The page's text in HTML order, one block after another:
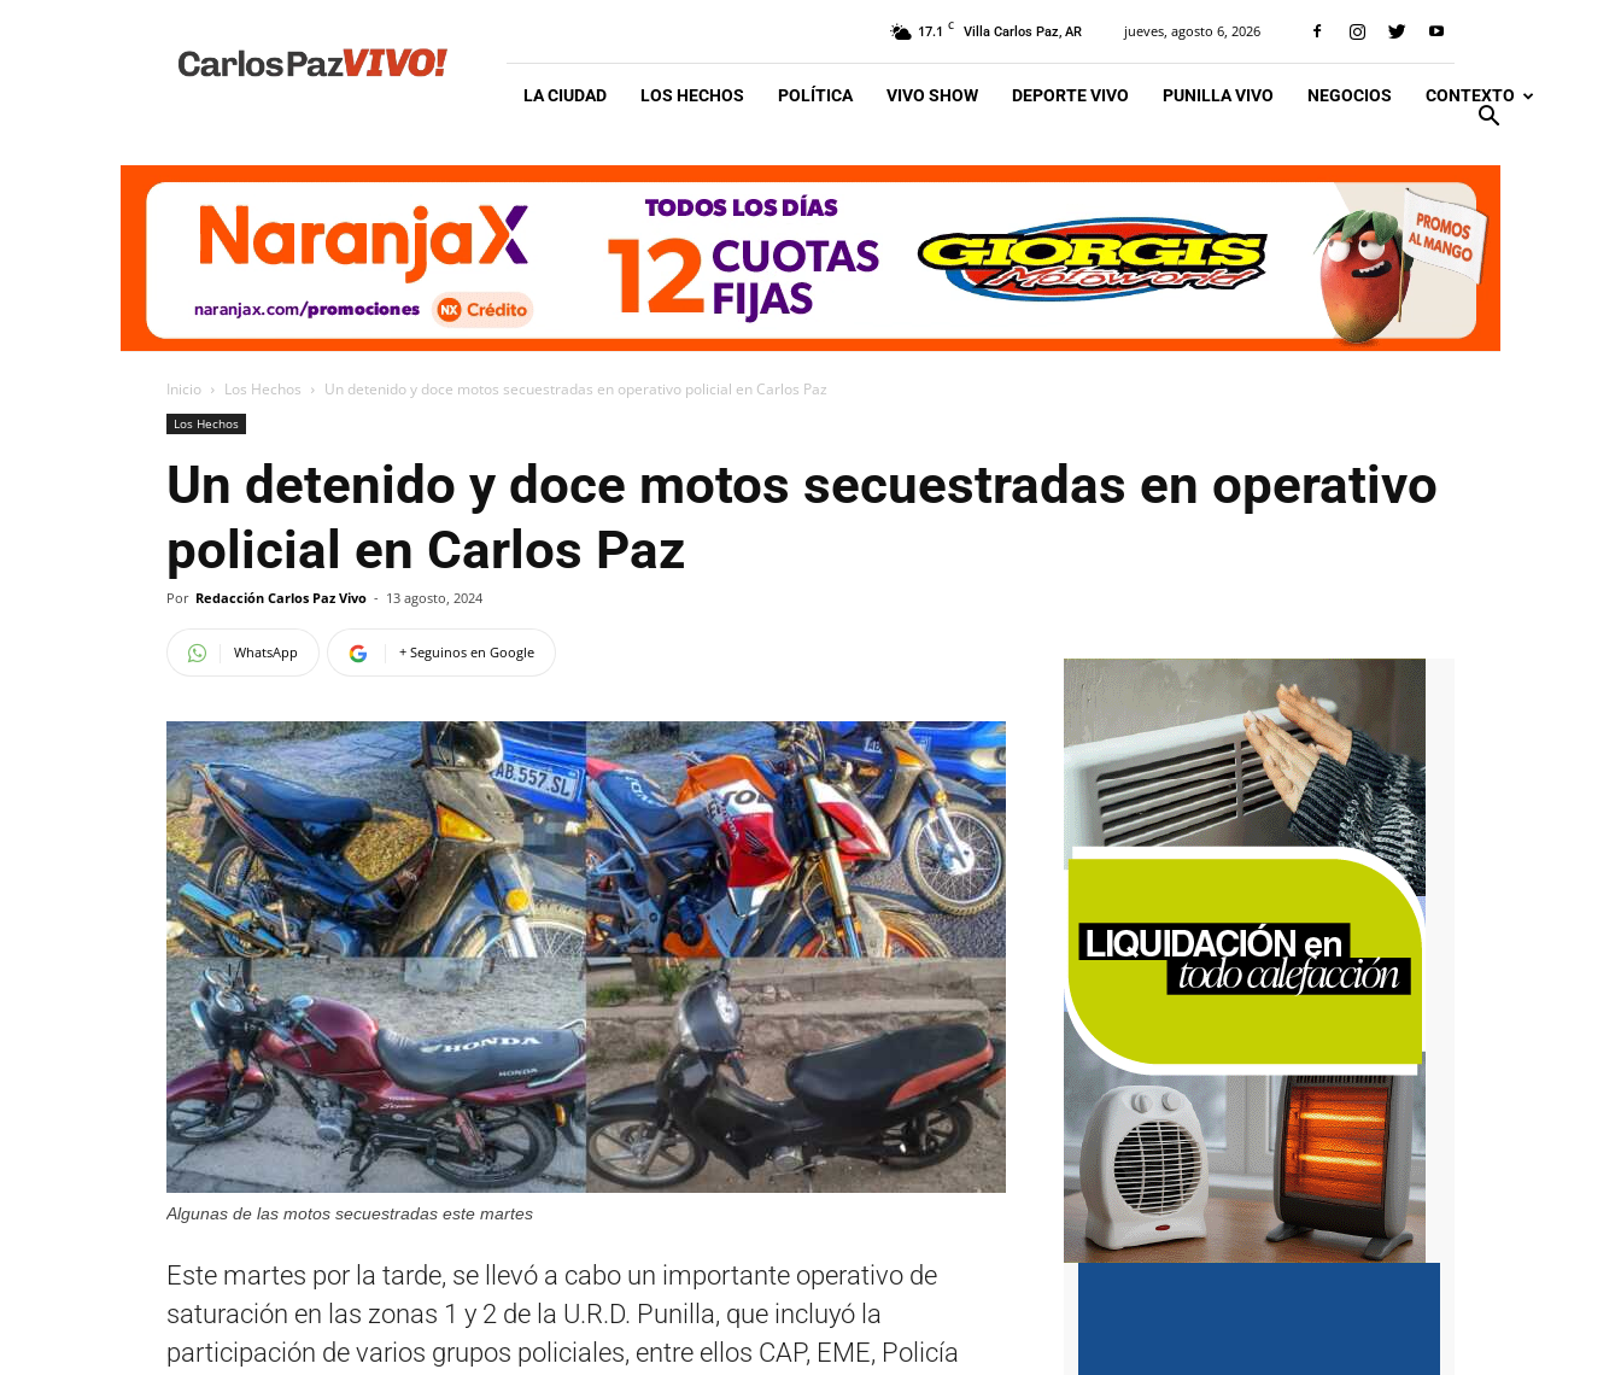
Vivo
17.1 C Villa Carlos Paz, AR jueves, agosto 6, 2026
LA CIUDAD LOS HECHOS POLÍTICA VIVO SHOW DEPORTE VIVO PUNILLA VIVO NEGOCIOS CONTEXTO
Inicio Los Hechos Un detenido y doce motos secuestradas en operativo policial en Carlos Paz
Los Hechos
Un detenido y doce motos secuestradas en operativo
policial en Carlos Paz
Por Redacción Carlos Paz Vivo - 13 agosto, 2024
WhatsApp + Seguinos en Google
Algunas de las motos secuestradas este martes
Este martes por la tarde, se llevó a cabo un importante operativo de
saturación en las zonas 1 y 2 de la U.R.D. Punilla, que incluyó la
participación de varios grupos policiales, entre ellos CAP, EME, Policía